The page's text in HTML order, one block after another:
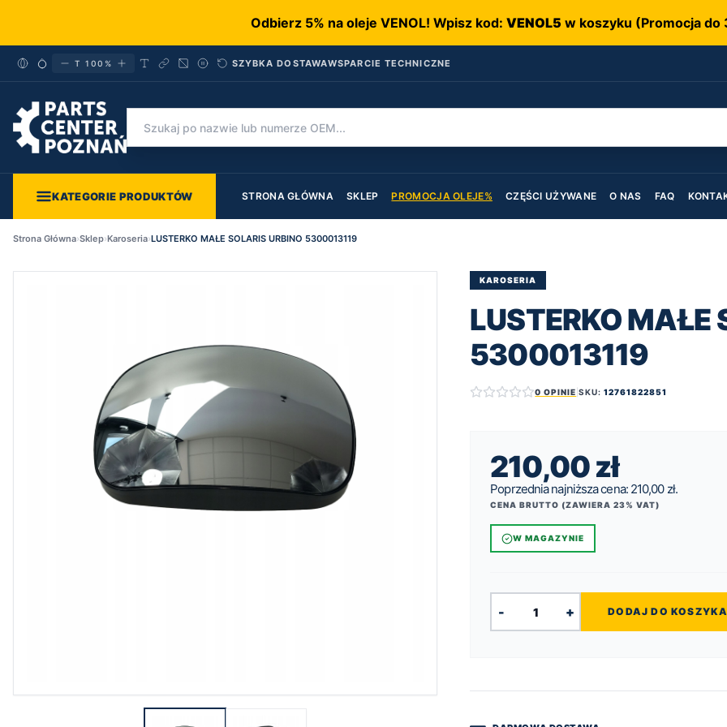
Odbierz 5% na oleje VENOL! Wpisz kod: VENOL5 w koszyku (Promocja do
T 100% SZYBKA DOSTAWAWSPARCIE TECHNICZNE
KATEGORIE PRODUKTÓW STRONA GŁÓWNA SKLEP PROMOCJA OLEJE% CZĘŚCI UŻYWANE O NAS FAQ
Strona Główna›Sklep›Karoseria›LUSTERKO MAŁE SOLARIS URBINO 5300013119
KAROSERIA
LUSTERKO MAŁE
5300013119
0 OPINIE |SKU:12761822851
210,00zł
Poprzednia najniższa cena: 210,00 zł.
CENA BRUTTO (ZAWIERA 23% VAT)
W MAGAZYNIE
- + DODAJ DO